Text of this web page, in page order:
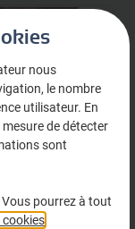
le 02/10/2024
nous
le nombre
utilisateur. En
de détecter
sont
Vous pourrez à tout